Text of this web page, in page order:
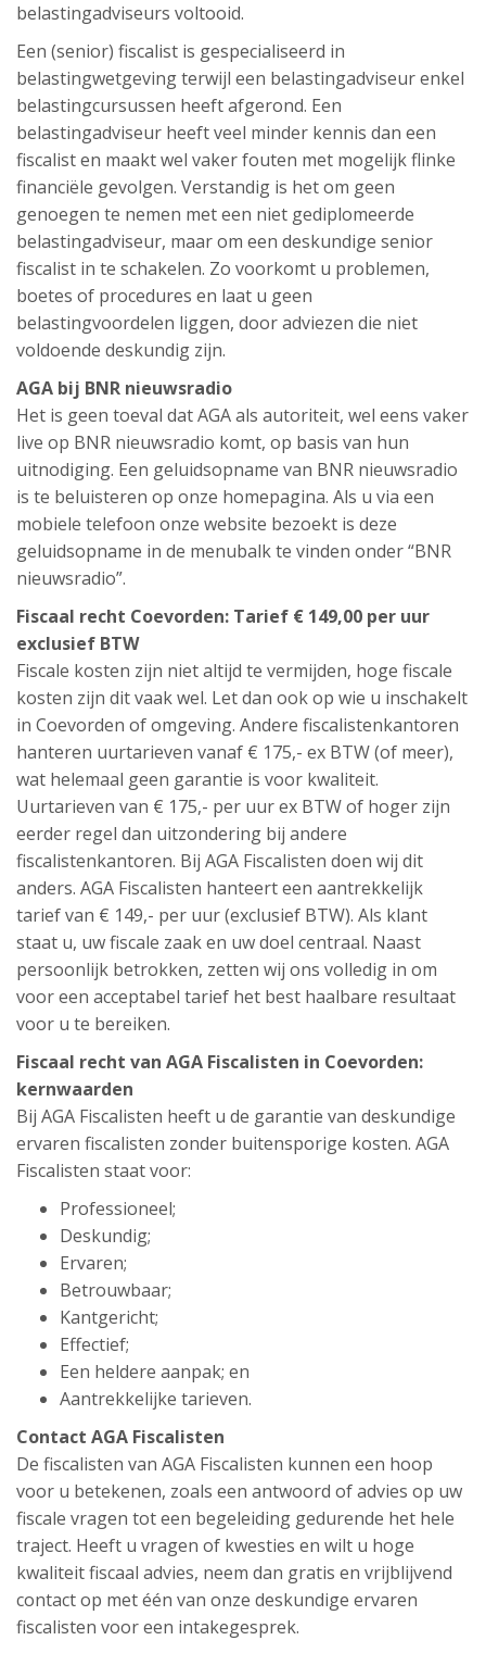
belastingadviseurs voltooid.
Een (senior) fiscalist is gespecialiseerd in
belastingwetgeving terwijl een belastingadviseur enkel
belastingcursussen heeft afgerond. Een
belastingadviseur heeft veel minder kennis dan een
fiscalist en maakt wel vaker fouten met mogelijk flinke
financiële gevolgen. Verstandig is het om geen
genoegen te nemen met een niet gediplomeerde
belastingadviseur, maar om een deskundige senior
fiscalist in te schakelen. Zo voorkomt u problemen,
boetes of procedures en laat u geen
belastingvoordelen liggen, door adviezen die niet
voldoende deskundig zijn.
AGA bij BNR nieuwsradio
Het is geen toeval dat AGA als autoriteit, wel eens vaker
live op BNR nieuwsradio komt, op basis van hun
uitnodiging. Een geluidsopname van BNR nieuwsradio
is te beluisteren op onze homepagina. Als u via een
mobiele telefoon onze website bezoekt is deze
geluidsopname in de menubalk te vinden onder “BNR
nieuwsradio”.
Fiscaal recht Coevorden: Tarief € 149,00 per uur
exclusief BTW
Fiscale kosten zijn niet altijd te vermijden, hoge fiscale
kosten zijn dit vaak wel. Let dan ook op wie u inschakelt
in Coevorden of omgeving. Andere fiscalistenkantoren
hanteren uurtarieven vanaf € 175,- ex BTW (of meer),
wat helemaal geen garantie is voor kwaliteit.
Uurtarieven van € 175,- per uur ex BTW of hoger zijn
eerder regel dan uitzondering bij andere
fiscalistenkantoren. Bij AGA Fiscalisten doen wij dit
anders. AGA Fiscalisten hanteert een aantrekkelijk
tarief van € 149,- per uur (exclusief BTW). Als klant
staat u, uw fiscale zaak en uw doel centraal. Naast
persoonlijk betrokken, zetten wij ons volledig in om
voor een acceptabel tarief het best haalbare resultaat
voor u te bereiken.
Fiscaal recht van AGA Fiscalisten in Coevorden:
kernwaarden
Bij AGA Fiscalisten heeft u de garantie van deskundige
ervaren fiscalisten zonder buitensporige kosten. AGA
Fiscalisten staat voor:
Professioneel;
Deskundig;
Ervaren;
Betrouwbaar;
Kantgericht;
Effectief;
Een heldere aanpak; en
Aantrekkelijke tarieven.
Contact AGA Fiscalisten
De fiscalisten van AGA Fiscalisten kunnen een hoop
voor u betekenen, zoals een antwoord of advies op uw
fiscale vragen tot een begeleiding gedurende het hele
traject. Heeft u vragen of kwesties en wilt u hoge
kwaliteit fiscaal advies, neem dan gratis en vrijblijvend
contact op met één van onze deskundige ervaren
fiscalisten voor een intakegesprek.